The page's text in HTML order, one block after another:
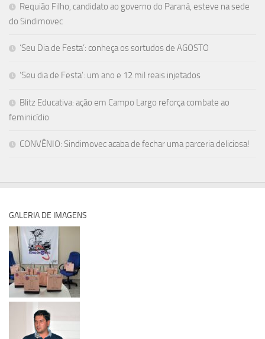
Requião Filho, candidato ao governo do Paraná, esteve na sede
do Sindimovec
‘Seu Dia de Festa’: conheça os sortudos de AGOSTO
‘Seu dia de Festa’: um ano e 12 mil reais injetados
Blitz Educativa: ação em Campo Largo reforça combate ao
feminicídio
CONVÊNIO: Sindimovec acaba de fechar uma parceria deliciosa!
GALERIA DE IMAGENS